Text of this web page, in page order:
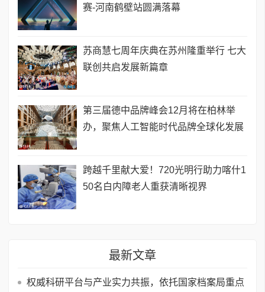
赛-河南鹤壁站圆满落幕
苏商慧七周年庆典在苏州隆重举行 七大
联创共启发展新篇章
第三届德中品牌峰会12月将在柏林举
办，聚焦人工智能时代品牌全球化发展
跨越千里献大爱！720光明行助力喀什1
50名白内障老人重获清晰视界
最新文章
权威科研平台与产业实力共振，依托国家档案局重点